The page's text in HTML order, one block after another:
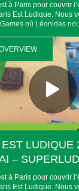
à Paris pour couvrir
Est Ludique. Nous
où Léonidas
LUDIQUE
–
à Paris pour couvrir
Est Ludique. Nous